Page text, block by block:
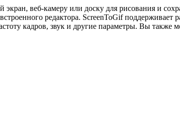
веб-камеру или доску для рисования и
редактора. ScreenToGif поддерживает
кадров, звук и другие параметры. Вы также